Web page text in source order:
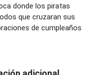
donde los piratas
que cruzaran sus
de cumpleaños